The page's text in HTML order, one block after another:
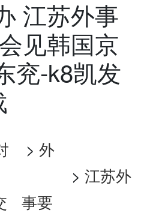
江苏外事
见韩国京
兖-k8凯发
> 外
事要
> 江苏外